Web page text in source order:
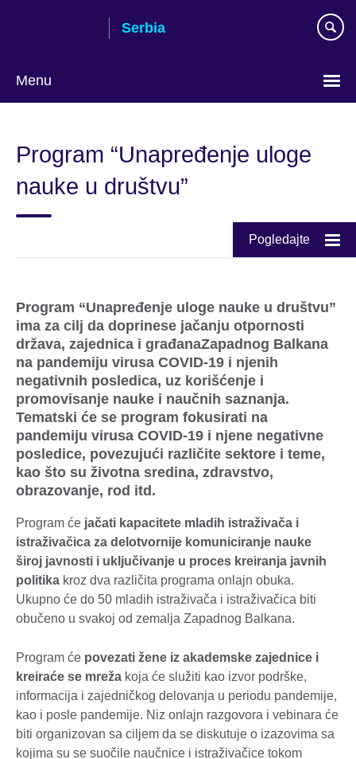
Serbia
Menu
language
Program “Unapređenje uloge
nauke u društvu”
Pogledajte
Program “Unapređenje uloge nauke u društvu”
ima za cilj da doprinese jačanju otpornosti
država, zajednica i građanaZapadnog Balkana
na pandemiju virusa COVID-19 i njenih
negativnih posledica, uz korišćenje i
promovisanje nauke i naučnih saznanja.
Tematski će se program fokusirati na
pandemiju virusa COVID-19 i njene negativne
posledice, povezujući različite sektore i teme,
kao što su životna sredina, zdravstvo,
obrazovanje, rod itd.
Program će jačati kapacitete mladih istraživača i
istraživačica za delotvornije komuniciranje nauke
široj javnosti i uključivanje u proces kreiranja javnih
politika kroz dva različita programa onlajn obuka.
Ukupno će do 50 mladih istraživača i istraživačica biti
obučeno u svakoj od zemalja Zapadnog Balkana.
Program će povezati žene iz akademske zajednice i
kreiraće se mreža koja će služiti kao izvor podrške,
informacija i zajedničkog delovanja u periodu pandemije,
kao i posle pandemije. Niz onlajn razgovora i vebinara će
biti organizovan sa ciljem da se diskutuje o izazovima sa
kojima su se suočile naučnice i istraživačice tokom